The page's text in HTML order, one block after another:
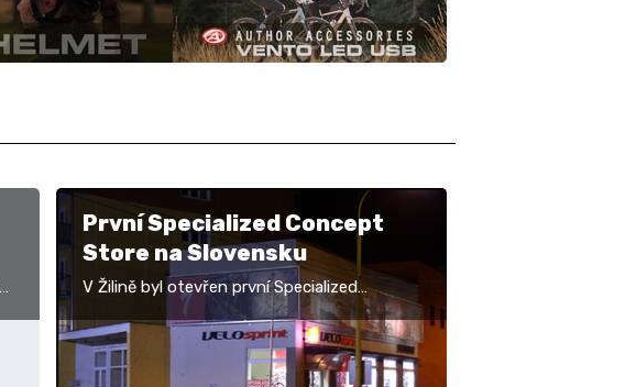
První Specialized Concept
Store na Slovensku
V Žilině byl otevřen první Specialized
Concept Store. je to již pátá otevřená
prodejna tohoty typu pro značku
Specialized ČR a na…